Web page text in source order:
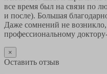
все время был на связи по
и после). Большая
Даже сомнений не
профессиональному
×
Оставить отзыв